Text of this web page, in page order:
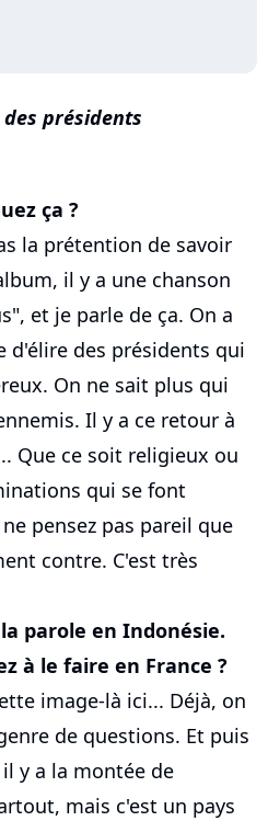
présidents
ça ?
la prétention de savoir
il y a une chanson
et je parle de ça. On a
d'élire des présidents qui
On ne sait plus qui
Il y a ce retour à
Que ce soit religieux ou
qui se font
pensez pas pareil que
contre. C'est très
parole en Indonésie.
à le faire en France ?
image-là ici... Déjà, on
de questions. Et puis
y a la montée de
mais c'est un pays